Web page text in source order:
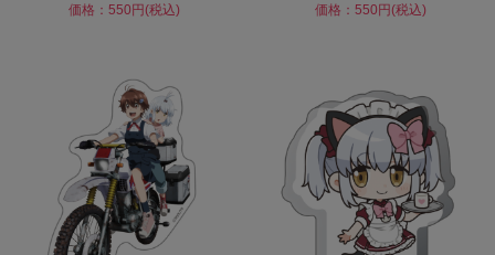
価格：550円(税込)
価格：550円(税込)